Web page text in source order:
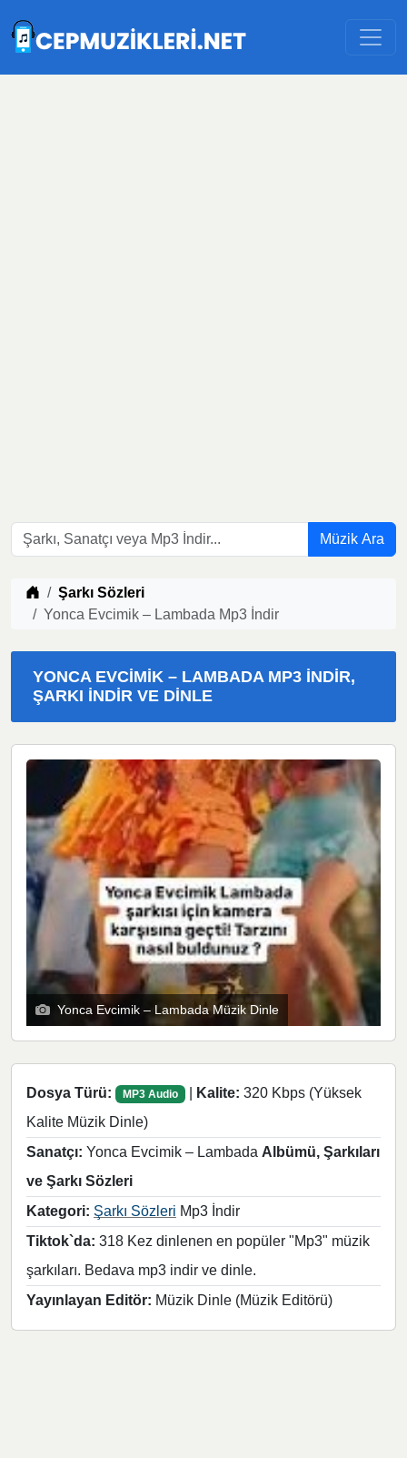
Müzik Ara
Müzik indir
Şarkı Sözleri
Yonca Evcimik – Lambada Mp3 İndir
YONCA EVCIMIK – LAMBADA MP3 İNDIR,
ŞARKI İNDIR VE DINLE
Yonca Evcimik – Lambada Müzik Dinle
Dosya Türü: MP3 Audio | Kalite: 320 Kbps (Yüksek
Kalite Müzik Dinle)
Sanatçı: Yonca Evcimik – Lambada Albümü, Şarkıları
ve Şarkı Sözleri
Kategori: Şarkı Sözleri Mp3 İndir
Tiktok`da: 318 Kez dinlenen en popüler "Mp3" müzik
şarkıları. Bedava mp3 indir ve dinle.
Yayınlayan Editör: Müzik Dinle (Müzik Editörü)